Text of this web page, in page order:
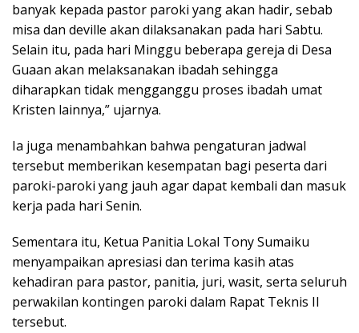
banyak kepada pastor paroki yang akan hadir, sebab
misa dan deville akan dilaksanakan pada hari Sabtu.
Selain itu, pada hari Minggu beberapa gereja di Desa
Guaan akan melaksanakan ibadah sehingga
diharapkan tidak mengganggu proses ibadah umat
Kristen lainnya,” ujarnya.
Ia juga menambahkan bahwa pengaturan jadwal
tersebut memberikan kesempatan bagi peserta dari
paroki-paroki yang jauh agar dapat kembali dan masuk
kerja pada hari Senin.
Sementara itu, Ketua Panitia Lokal Tony Sumaiku
menyampaikan apresiasi dan terima kasih atas
kehadiran para pastor, panitia, juri, wasit, serta seluruh
perwakilan kontingen paroki dalam Rapat Teknis II
tersebut.